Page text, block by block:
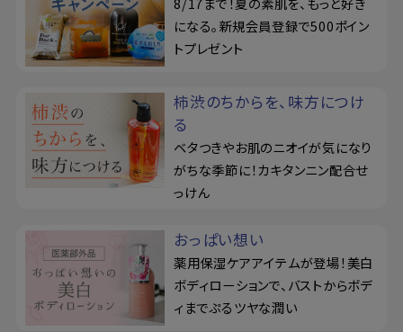
になる。新規会員登録で500ポイン
トプレゼント
柿渋のちからを、味方につけ
る
ベタつきやお肌のニオイが気になり
がちな季節に！カキタンニン配合せ
っけん
おっぱい想い
薬用保湿ケアアイテムが登場！美白
ボディローションで、バストからボデ
ィまでぷるツヤな潤い